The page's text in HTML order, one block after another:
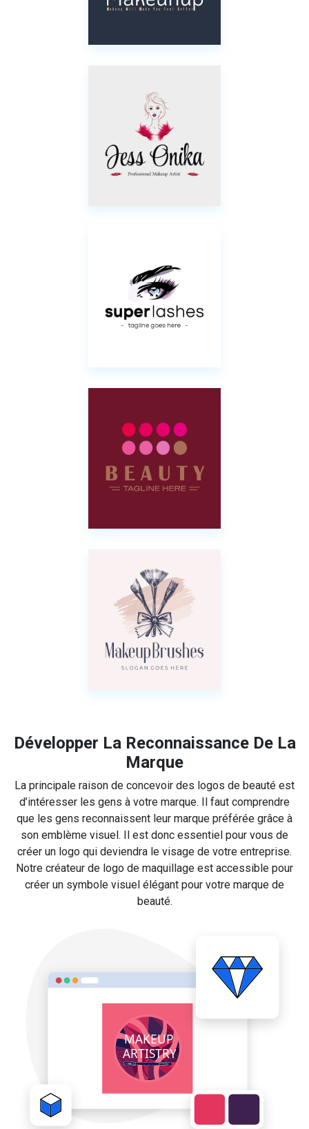
Développer La Reconnaissance De La
Marque
La principale raison de concevoir des logos de beauté est
d’intéresser les gens à votre marque. Il faut comprendre
que les gens reconnaissent leur marque préférée grâce à
son emblème visuel. Il est donc essentiel pour vous de
créer un logo qui deviendra le visage de votre entreprise.
Notre créateur de logo de maquillage est accessible pour
créer un symbole visuel élégant pour votre marque de
beauté.